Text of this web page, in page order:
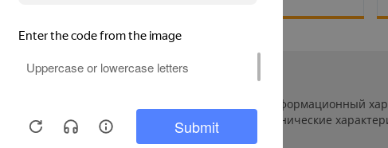
«сайт») сведения носят исключительно информационный
Указанные на сайте цены, комплектации и технические
сайта.